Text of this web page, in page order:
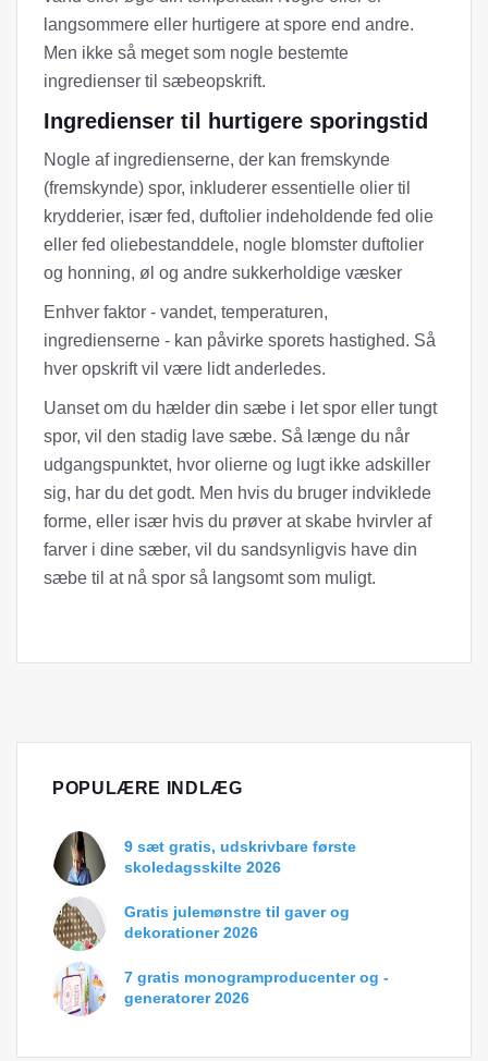
langsommere eller hurtigere at spore end andre.
Men ikke så meget som nogle bestemte
ingredienser til sæbeopskrift.
Ingredienser til hurtigere sporingstid
Nogle af ingredienserne, der kan fremskynde
(fremskynde) spor, inkluderer essentielle olier til
krydderier, især fed, duftolier indeholdende fed olie
eller fed oliebestanddele, nogle blomster duftolier
og honning, øl og andre sukkerholdige væsker
Enhver faktor - vandet, temperaturen,
ingredienserne - kan påvirke sporets hastighed. Så
hver opskrift vil være lidt anderledes.
Uanset om du hælder din sæbe i let spor eller tungt
spor, vil den stadig lave sæbe. Så længe du når
udgangspunktet, hvor olierne og lugt ikke adskiller
sig, har du det godt. Men hvis du bruger indviklede
forme, eller især hvis du prøver at skabe hvirvler af
farver i dine sæber, vil du sandsynligvis have din
sæbe til at nå spor så langsomt som muligt.
POPULÆRE INDLÆG
9 sæt gratis, udskrivbare første
skoledagsskilte 2026
Gratis julemønstre til gaver og
dekorationer 2026
7 gratis monogramproducenter og -
generatorer 2026